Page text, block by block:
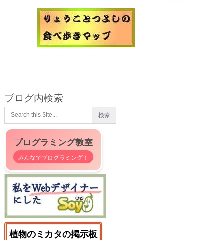
ブログ内検索
プログラミング教室
みんなでプログラミング！
植物のミカタの掲示板